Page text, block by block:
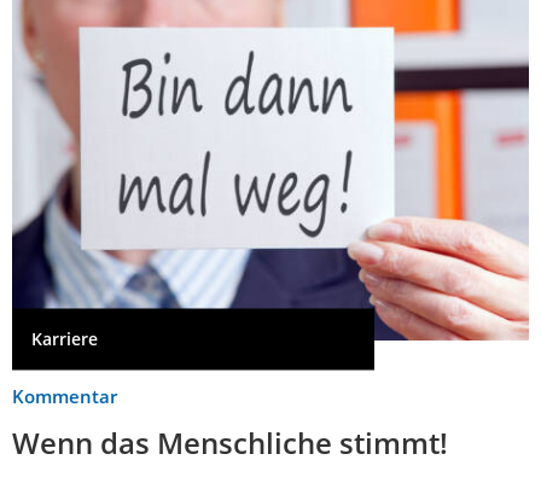
Karriere
Kommentar
Wenn das Menschliche stimmt!